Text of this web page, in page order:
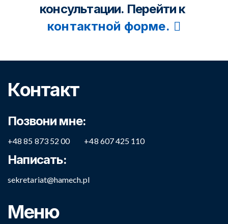
консультации. Перейти к
контактной форме.
Контакт
Позвони мне:
+48 85 873 52 00 +48 607 425 110
Написать:
sekretariat@hamech.pl
Меню